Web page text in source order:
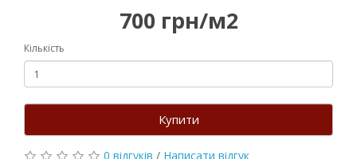
700 грн/м2
Кількість
Купити
0 відгуків / Написати відгук